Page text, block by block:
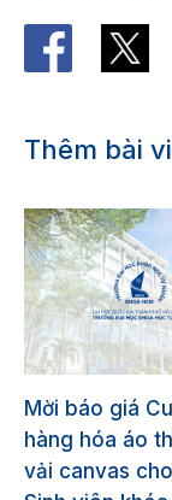
Thêm bài
Mời báo giá
hàng hóa áo
vải canvas